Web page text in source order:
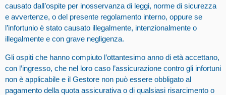
causato dall’ospite per inosservanza di leggi, norme di sicurezza
e avvertenze, o del presente regolamento interno, oppure se
l’infortunio è stato causato illegalmente, intenzionalmente o
illegalmente e con grave negligenza.
Gli ospiti che hanno compiuto l’ottantesimo anno di età accettano,
con l’ingresso, che nel loro caso l’assicurazione contro gli infortuni
non è applicabile e il Gestore non può essere obbligato al
pagamento della quota assicurativa o di qualsiasi risarcimento o